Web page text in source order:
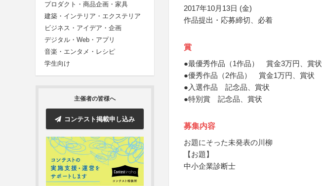
プロダクト・商品企画・家具
建築・インテリア・エクステリア
ビジネス・アイデア・企画
デジタル・Web・アプリ
音楽・エンタメ・レシピ
学生向け
主催者の皆様へ
コンテスト掲載申し込み
2017年10月13日 (金)
作品提出・応募締切、必着
賞
●最優秀作品（1作品） 賞金3万円、賞状
●優秀作品（2作品） 賞金1万円、賞状
●入選作品 記念品、賞状
●特別賞 記念品、賞状
募集内容
お題にそった未発表の川柳
【お題】
中小企業診断士